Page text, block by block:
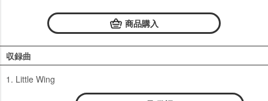
商品購入
収録曲
1. Little Wing